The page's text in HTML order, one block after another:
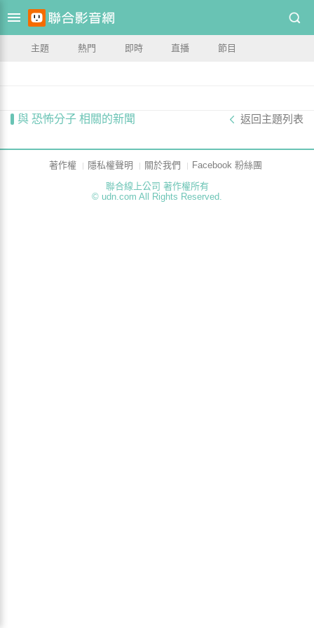
主題 熱門 即時 直播 節目
與 恐怖分子 相關的新聞 返回主題列表
著作權 隱私權聲明 關於我們
Facebook 粉絲團
聯合線上公司 著作權所有
© udn.com All Rights Reserved.